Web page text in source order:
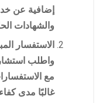
إضافية عن
والشهادات
الاستفسار
واطلب
مع
غالبًا مدى